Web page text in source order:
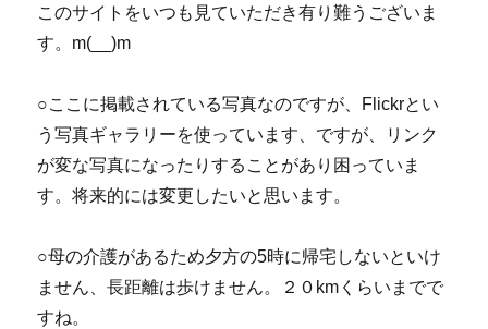
このサイトをいつも見ていただき有り難うございま
す。m(__)m
○ここに掲載されている写真なのですが、Flickrとい
う写真ギャラリーを使っています、ですが、リンク
が変な写真になったりすることがあり困っていま
す。将来的には変更したいと思います。
○母の介護があるため夕方の5時に帰宅しないといけ
ません、長距離は歩けません。２０kmくらいまでで
すね。